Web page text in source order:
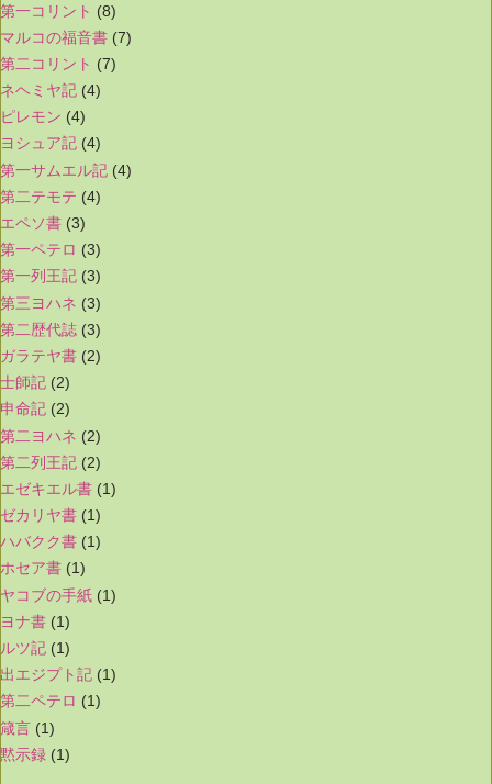
第一コリント (8)
マルコの福音書 (7)
第二コリント (7)
ネヘミヤ記 (4)
ピレモン (4)
ヨシュア記 (4)
第一サムエル記 (4)
第二テモテ (4)
エペソ書 (3)
第一ペテロ (3)
第一列王記 (3)
第三ヨハネ (3)
第二歴代誌 (3)
ガラテヤ書 (2)
士師記 (2)
申命記 (2)
第二ヨハネ (2)
第二列王記 (2)
エゼキエル書 (1)
ゼカリヤ書 (1)
ハバクク書 (1)
ホセア書 (1)
ヤコブの手紙 (1)
ヨナ書 (1)
ルツ記 (1)
出エジプト記 (1)
第二ペテロ (1)
箴言 (1)
黙示録 (1)